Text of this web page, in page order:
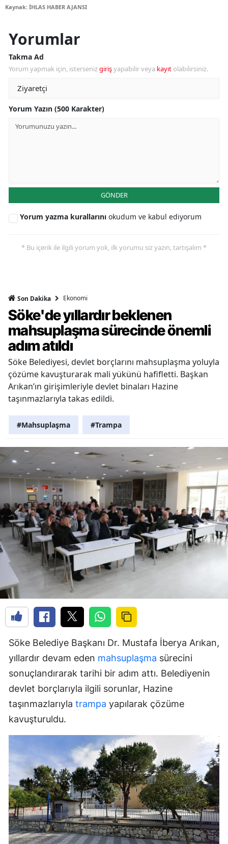
Kaynak: İHLAS HABER AJANSI
Yorumlar
Takma Ad
Yorum yapmak için, istersenizgirişyapabilir veya kayıt olabilirsiniz.
Yorum Yazın (500 Karakter)
GÖNDER
Yorum yazma kurallarını okudum ve kabul ediyorum
* Bu içerik ile ilgili yorum yok, ilk yorumu siz yazın, tartışalım *
Son Dakika Ekonomi
Söke'de yıllardır beklenen
mahsuplaşma sürecinde önemli
adım atıldı
Söke Belediyesi, devlet borçlarını mahsuplaşma yoluyla
çözüme kavuşturarak mali yükünü hafifletti. Başkan
Arıkan’ın girişimleriyle devlet binaları Hazine
taşınmazlarıyla takas edildi.
#Mahsuplaşma #Trampa
Söke Belediye Başkanı Dr. Mustafa İberya Arıkan,
yıllardır devam eden mahsuplaşma sürecini
sonuçlandırarak tarihi bir adım attı. Belediyenin
devlet borçlarıyla ilgili sorunlar, Hazine
taşınmazlarıyla trampa yapılarak çözüme
kavuşturuldu.